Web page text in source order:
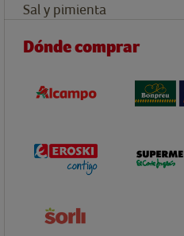
Sal y pimienta
Dónde comprar